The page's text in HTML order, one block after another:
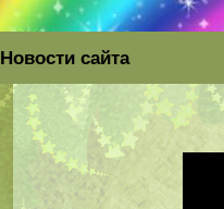
Новости сайта